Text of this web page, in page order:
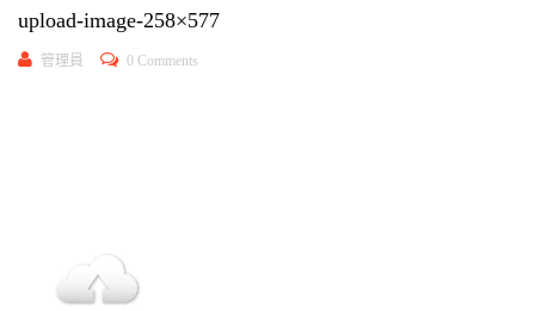
upload-image-258×577
管理員 0 Comments